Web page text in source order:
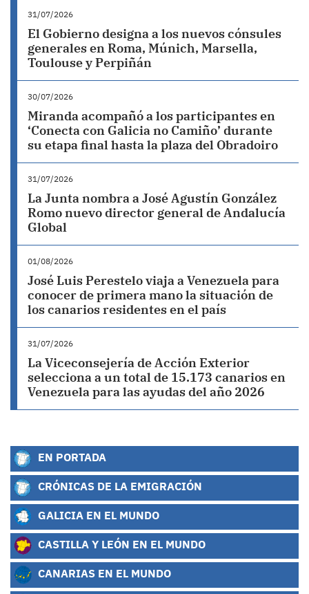
31/07/2026
El Gobierno designa a los nuevos cónsules
generales en Roma, Múnich, Marsella,
Toulouse y Perpiñán
30/07/2026
Miranda acompañó a los participantes en
‘Conecta con Galicia no Camiño’ durante
su etapa final hasta la plaza del Obradoiro
31/07/2026
La Junta nombra a José Agustín González
Romo nuevo director general de Andalucía
Global
01/08/2026
José Luis Perestelo viaja a Venezuela para
conocer de primera mano la situación de
los canarios residentes en el país
31/07/2026
La Viceconsejería de Acción Exterior
selecciona a un total de 15.173 canarios en
Venezuela para las ayudas del año 2026
EN PORTADA
CRÓNICAS DE LA EMIGRACIÓN
GALICIA EN EL MUNDO
CASTILLA Y LEÓN EN EL MUNDO
CANARIAS EN EL MUNDO